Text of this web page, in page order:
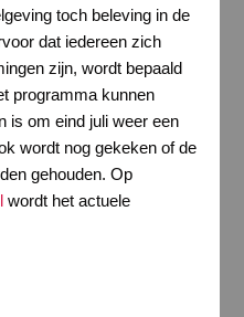
toch beleving in de
dat iedereen zich
zijn, wordt bepaald
programma kunnen
is om eind juli weer een
wordt nog gekeken of de
gehouden. Op
wordt het actuele